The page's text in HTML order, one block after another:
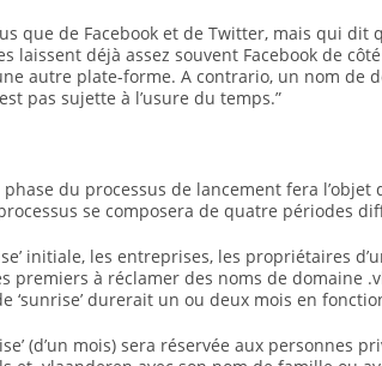
que de Facebook et de Twitter, mais qui dit
laissent déjà assez souvent Facebook de
autre plate-forme. A contrario, un nom de
pas sujette à l’usure du temps.”
du processus de lancement fera
se composera de quatre périodes
initiale, les entreprises, les propriétaires
premiers à réclamer des noms de domaine
‘sunrise’ durerait un ou deux mois en
(d’un mois) sera réservée aux personnes